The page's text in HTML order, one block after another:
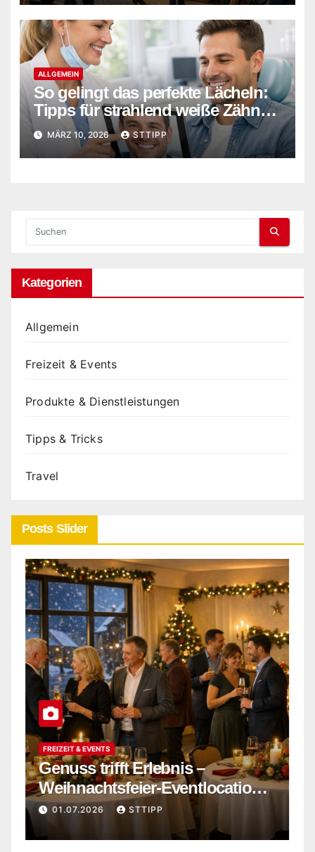
ALLGEMEIN
So gelingt das perfekte Lächeln:
Tipps für strahlend weiße Zähne
und gepflegte Ästhetik
MÄRZ 10, 2026 STTIPP
Kategorien
Allgemein
Freizeit & Events
Produkte & Dienstleistungen
Tipps & Tricks
Travel
Posts Slider
FREIZEIT & EVENTS
Genuss trifft Erlebnis –
Weihnachtsfeier-Eventlocation
in Flensburg buchen
01.07.2026 STTIPP